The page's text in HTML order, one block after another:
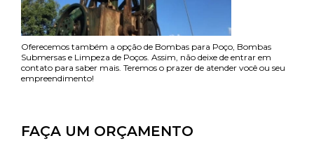
Oferecemos também a opção de Bombas para Poço, Bombas
Submersas e Limpeza de Poços. Assim, não deixe de entrar em
contato para saber mais. Teremos o prazer de atender você ou seu
empreendimento!
FAÇA UM ORÇAMENTO